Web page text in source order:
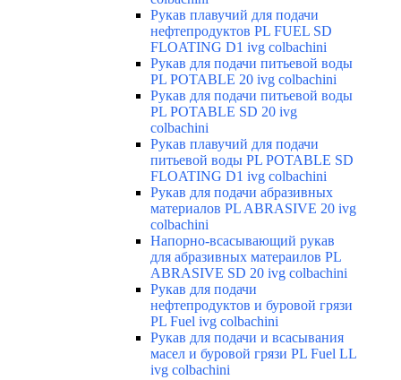
Рукав плавучий для подачи
нефтепродуктов PL FUEL SD
FLOATING D1 ivg colbachini
Рукав для подачи питьевой воды
PL POTABLE 20 ivg colbachini
Рукав для подачи питьевой воды
PL POTABLE SD 20 ivg
colbachini
Рукав плавучий для подачи
питьевой воды PL POTABLE SD
FLOATING D1 ivg colbachini
Рукав для подачи абразивных
материалов PL ABRASIVE 20 ivg
colbachini
Напорно-всасывающий рукав
для абразивных матераилов PL
ABRASIVE SD 20 ivg colbachini
Рукав для подачи
нефтепродуктов и буровой грязи
PL Fuel ivg colbachini
Рукав для подачи и всасывания
масел и буровой грязи PL Fuel LL
ivg colbachini